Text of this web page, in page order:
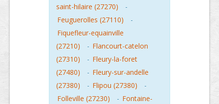
saint-hilaire (27270)
-
Feuguerolles (27110)
-
Fiquefleur-equainville
(27210)
- Flancourt-catelon
(27310)
- Fleury-la-foret
(27480)
- Fleury-sur-andelle
(27380)
- Flipou (27380)
-
Folleville (27230)
- Fontaine-